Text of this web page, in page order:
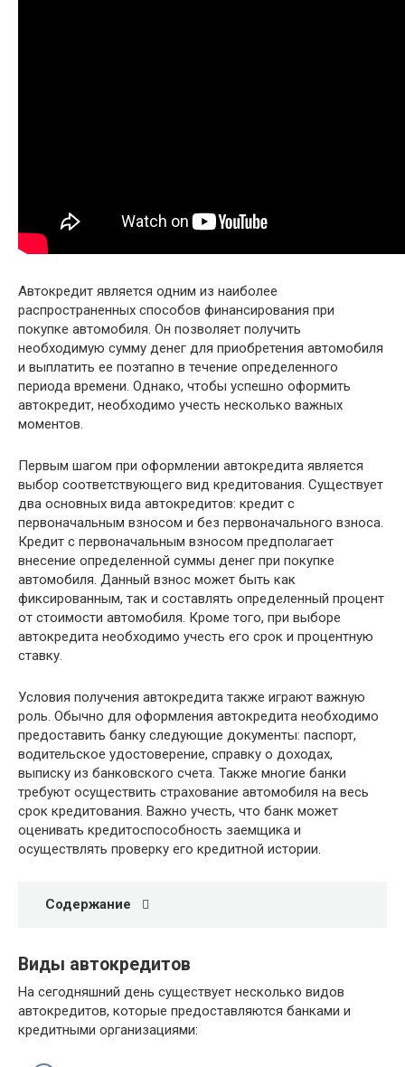
Автокредит является одним из наиболее
распространенных способов финансирования при
покупке автомобиля. Он позволяет получить
необходимую сумму денег для приобретения автомобиля
и выплатить ее поэтапно в течение определенного
периода времени. Однако, чтобы успешно оформить
автокредит, необходимо учесть несколько важных
моментов.
Первым шагом при оформлении автокредита является
выбор соответствующего вид кредитования. Существует
два основных вида автокредитов: кредит с
первоначальным взносом и без первоначального взноса.
Кредит с первоначальным взносом предполагает
внесение определенной суммы денег при покупке
автомобиля. Данный взнос может быть как
фиксированным, так и составлять определенный процент
от стоимости автомобиля. Кроме того, при выборе
автокредита необходимо учесть его срок и процентную
ставку.
Условия получения автокредита также играют важную
роль. Обычно для оформления автокредита необходимо
предоставить банку следующие документы: паспорт,
водительское удостоверение, справку о доходах,
выписку из банковского счета. Также многие банки
требуют осуществить страхование автомобиля на весь
срок кредитования. Важно учесть, что банк может
оценивать кредитоспособность заемщика и
осуществлять проверку его кредитной истории.
Содержание
Виды автокредитов
На сегодняшний день существует несколько видов
автокредитов, которые предоставляются банками и
кредитными организациями: